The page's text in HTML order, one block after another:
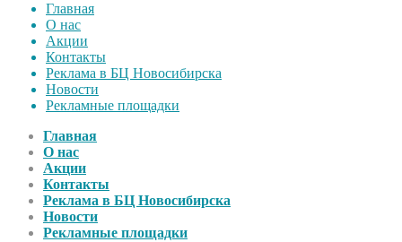
Главная
О нас
Акции
Контакты
Реклама в БЦ Новосибирска
Новости
Рекламные площадки
Главная
О нас
Акции
Контакты
Реклама в БЦ Новосибирска
Новости
Рекламные площадки